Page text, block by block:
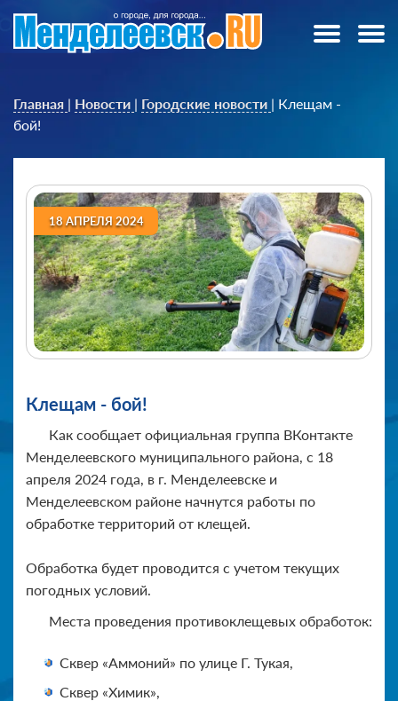
Главная | Новости | Городские новости | Клещам -
бой!
18 АПРЕЛЯ 2024
Клещам - бой!
Как сообщает официальная группа ВКонтакте
Менделеевского муниципального района, с 18
апреля 2024 года, в г. Менделеевске и
Менделеевском районе начнутся работы по
обработке территорий от клещей.
Обработка будет проводится с учетом текущих
погодных условий.
Места проведения противоклещевых обработок:
Сквер «Аммоний» по улице Г. Тукая,
Сквер «Химик»,